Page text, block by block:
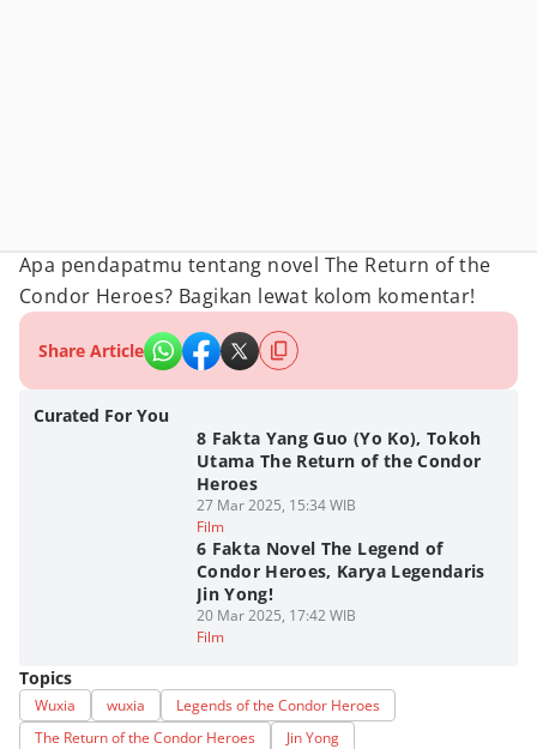
Apa pendapatmu tentang novel The Return of the
Condor Heroes? Bagikan lewat kolom komentar!
Share Article
Curated For You
8 Fakta Yang Guo (Yo Ko), Tokoh
Utama The Return of the Condor
Heroes
27 Mar 2025, 15:34 WIB
Film
6 Fakta Novel The Legend of
Condor Heroes, Karya Legendaris
Jin Yong!
20 Mar 2025, 17:42 WIB
Film
Topics
Wuxia wuxia
Legends of the Condor Heroes
The Return of the Condor Heroes
Jin Yong